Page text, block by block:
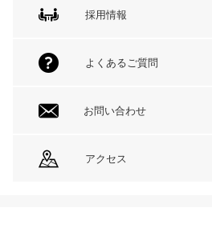
採用情報
よくあるご質問
お問い合わせ
アクセス